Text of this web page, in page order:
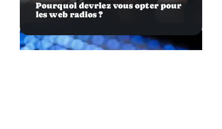
Pourquoi devriez vous opter pour
les web radios ?